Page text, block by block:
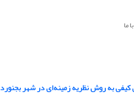
ما
به روش نظریه زمینه‌ای در شهر بجنورد